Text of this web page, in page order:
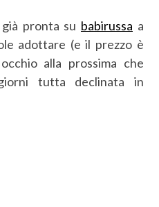
pronta su babirussa a
adottare (e il prezzo è
alla prossima che
tutta declinata in